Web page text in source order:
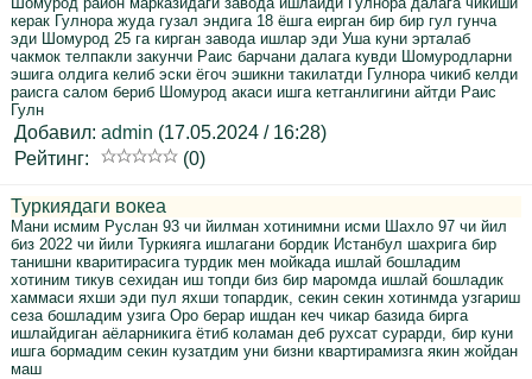
керак Гулнора жуда гузал эндига 18 ёшга еирган бир бир гул гунча
эди Шомурод 25 га кирган завода ишлар эди Уша куни эрталаб
чакмок телпакли закунчи Раис барчани далага кувди Шомуродларни
эшига олдига келиб эски ёгоч эшикни такилатди Гулнора чикиб келди
раисга салом бериб Шомурод акаси ишга кетганлигини айтди Раис
Гулн
Добавил: admin (17.05.2024 / 16:28)
Рейтинг:
(0)
Туркиядаги вокеа
Мани исмим Руслан 93 чи йилман хотинимни исми Шахло 97 чи йил
биз 2022 чи йили Туркияга ишлагани бордик Истанбул шахрига бир
танишни кваритирасига турдик мен мойкада ишлай бошладим
хотиним тикув сехидан иш топди биз бир маромда ишлай бошладик
хаммаси яхши эди пул яхши топардик, секин секин хотинмда узгариш
сеза бошладим узига Оро берар ишдан кеч чикар базида бирга
ишлайдиган аёларникига ётиб коламан деб рухсат сурарди, бир куни
ишга бормадим секин кузатдим уни бизни квартирамизга якин жойдан
маш